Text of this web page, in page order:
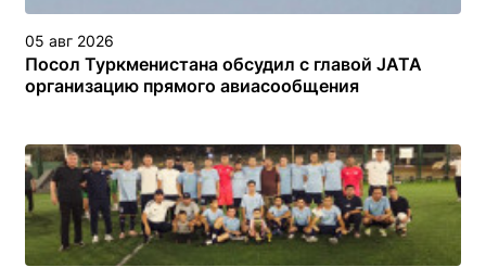
05 авг 2026
Посол Туркменистана обсудил с главой JATA
организацию прямого авиасообщения